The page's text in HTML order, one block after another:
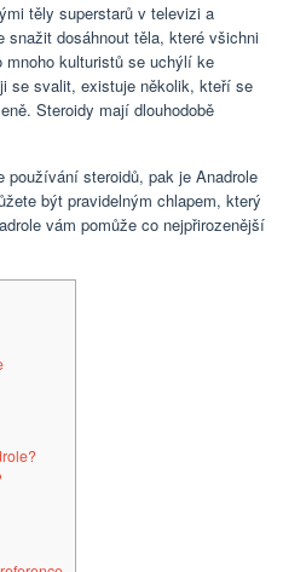
těly superstarů v televizi a
snažit dosáhnout těla, které všichni
kulturistů se uchýlí ke
se svalit, existuje několik, kteří se
Steroidy mají dlouhodobě
používání steroidů, pak je Anadrole
být pravidelným chlapem, který
vám pomůže co nejpřirozenější